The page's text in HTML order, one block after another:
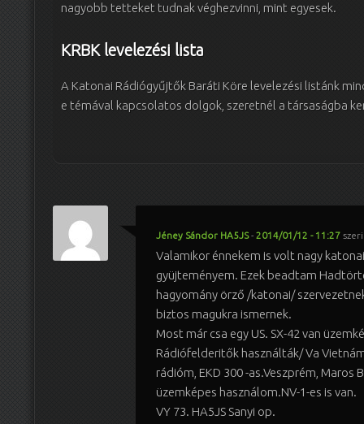
nagyobb tetteket tudnak véghezvinni, mint egyesek.
KRBK levelezési lista
A Katonai Rádiógyűjtők Baráti Köre levelezési listánk
e témával kapcsolatos dolgok, szeretnél a társaságba
Jéney Sándor HA5JS- 2014/01/12 - 11:27
Valamikor énnekem is volt nagy
gyüjteményem. Ezek beadtam
hagyomány örző /katonai/
biztos magukra ismernek.
Most már csa egy US. SX-42 van
Rádiófelderitők használták/ Va
rádióm, EKD 300 -as.Veszprém, Maros
üzemképes használom.NV-1-es is van.
VY 73. HA5JS Sanyi op.